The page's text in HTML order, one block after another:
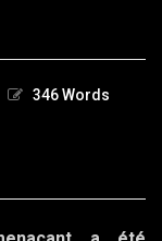
346 Words